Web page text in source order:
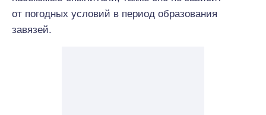
от погодных условий в период образования
завязей.